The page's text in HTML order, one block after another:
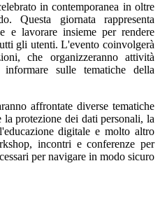
in contemporanea in oltre
giornata rappresenta
e lavorare insieme per rendere
gli utenti. L'evento coinvolgerà
che organizzeranno attività
sulle tematiche della
affrontate diverse tematiche
protezione dei dati personali, la
digitale e molto altro
incontri e conferenze per
per navigare in modo sicuro